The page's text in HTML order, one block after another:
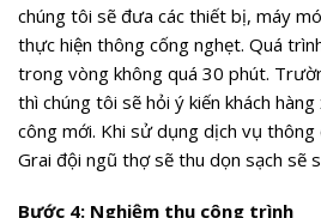
chúng tôi sẽ đưa các thiết bị, máy
thực hiện thông cống nghẹt. Quá
trong vòng không quá 30 phút.
thì chúng tôi sẽ hỏi ý kiến khách
công mới. Khi sử dụng dịch vụ thông
Grai đội ngũ thợ sẽ thu dọn sạch sẽ
Bước 4: Nghiệm thu công trình